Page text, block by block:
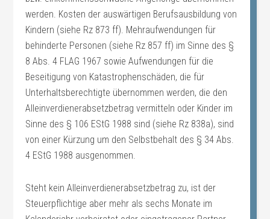
werden. Kosten der auswärtigen Berufsausbildung von
Kindern (siehe Rz 873 ff). Mehraufwendungen für
behinderte Personen (siehe Rz 857 ff) im Sinne des §
8 Abs. 4 FLAG 1967 sowie Aufwendungen für die
Beseitigung von Katastrophenschäden, die für
Unterhaltsberechtigte übernommen werden, die den
Alleinverdienerabsetzbetrag vermitteln oder Kinder im
Sinne des § 106 EStG 1988 sind (siehe Rz 838a), sind
von einer Kürzung um den Selbstbehalt des § 34 Abs.
4 EStG 1988 ausgenommen.
Steht kein Alleinverdienerabsetzbetrag zu, ist der
Steuerpflichtige aber mehr als sechs Monate im